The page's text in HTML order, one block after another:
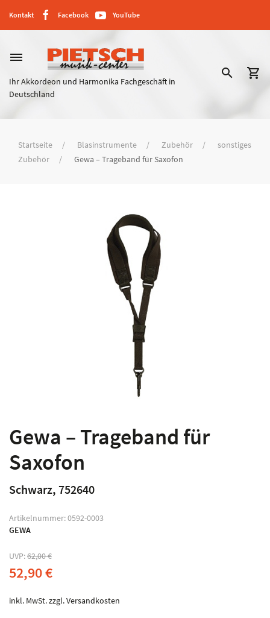
Kontakt Facebook YouTube
dehaze
Ihr Akkordeon und Harmonika Fachgeschäft in
Deutschland
search shopping_cart
Startseite Blasinstrumente Zubehör
sonstiges
Zubehör
Gewa – Trageband für Saxofon
Gewa – Trageband für
Saxofon
Schwarz, 752640
Artikelnummer:0592-0003
GEWA
UVP:62,00€
52,90€
inkl. MwSt.zzgl.Versandkosten